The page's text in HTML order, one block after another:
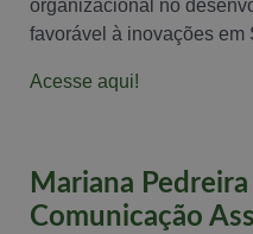
organizacional no
favorável à inovações em
Acesse aqui!
Mariana
Comunicação